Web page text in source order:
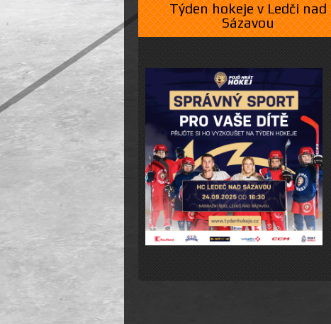
Týden hokeje v Ledči nad
Sázavou